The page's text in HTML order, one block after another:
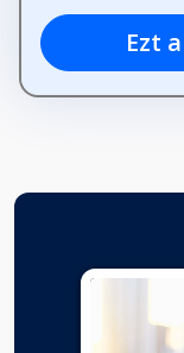
Ezt